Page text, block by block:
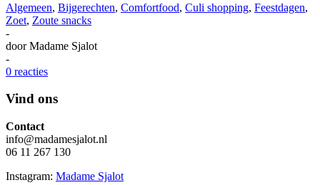
Algemeen, Bijgerechten, Comfortfood, Culi shopping, Feestdagen,
Zoet, Zoute snacks
-
doorMadame Sjalot
-
0 reacties
Vind ons
Contact
info@madamesjalot.nl
06 11 267 130
Instagram: Madame Sjalot